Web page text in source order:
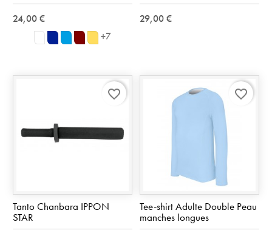
24,00 €
Blanc Bleu
Bleu
Bordeaux
Jaune
+7
29,00 €
Tanto Chanbara IPPON
STAR
favorite_border
Tee-shirt Adulte Double Peau
manches longues
favorite_border